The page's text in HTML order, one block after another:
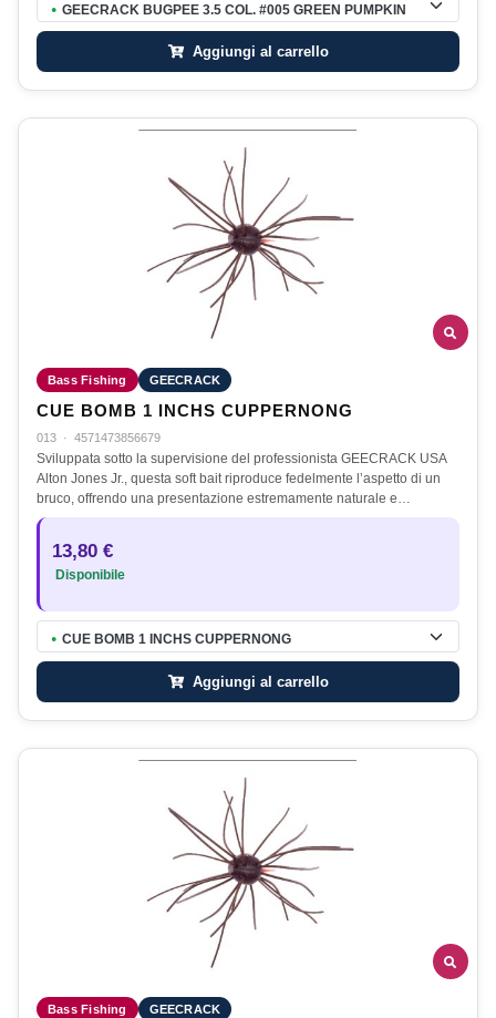
● GEECRACK BUGPEE 3.5 COL. #005 GREEN PUMPKIN
Aggiungi al carrello
Bass Fishing GEECRACK
CUE BOMB 1 INCHS CUPPERNONG
013 · 4571473856679
Sviluppata sotto la supervisione del professionista GEECRACK USA
Alton Jones Jr., questa soft bait riproduce fedelmente l’aspetto di un
bruco, offrendo una presentazione estremamente naturale e…
13,80 €
Disponibile
● CUE BOMB 1 INCHS CUPPERNONG
Aggiungi al carrello
Bass Fishing GEECRACK